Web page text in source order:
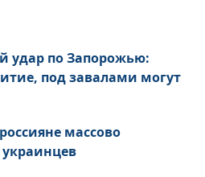
удар по Запорожью:
под завалами могут
массово